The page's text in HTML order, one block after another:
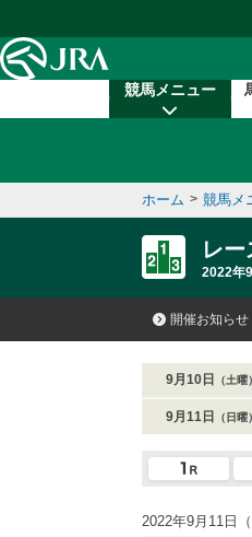
競馬メニュー
ホーム > 競馬メ
レ
2022年
開催お知らせ
9月10日 （土曜）
9月11日 （日曜）
2022年9月11日